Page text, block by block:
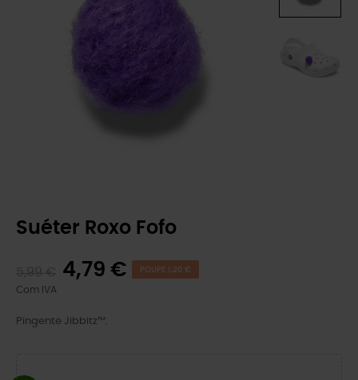
Suéter Roxo Fofo
4,79 € POUPE 1,20 €
Com IVA
Pingente Jibbitz™.